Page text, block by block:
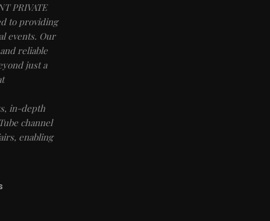
PRIVATE
to providing
events. Our
reliable
just a
in-depth
channel
enabling